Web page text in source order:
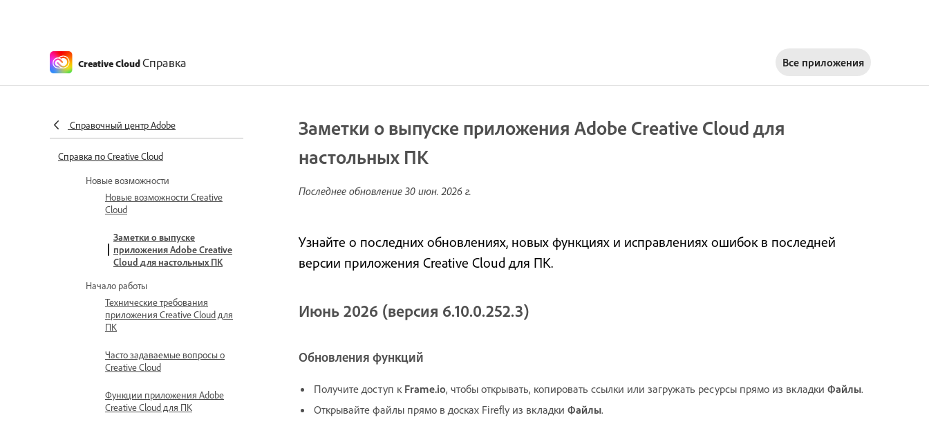
Creative CloudСправка Все приложения
Справочный центр Adobe
Справка по Creative Cloud
Новые возможности
Новые возможности Creative
Cloud
Заметки о выпуске
приложения Adobe Creative
Cloud для настольных ПК
Начало работы
Технические требования
приложения Creative Cloud для
ПК
Часто задаваемые вопросы о
Creative Cloud
Функции приложения Adobe
Creative Cloud для ПК
Заметки о выпуске приложения Adobe Creative Cloud для
настольных ПК
Последнее обновление 30 июн. 2026 г.
Узнайте о последних обновлениях, новых функциях и исправлениях ошибок в последней
версии приложения Creative Cloud для ПК.
Июнь 2026 (версия 6.10.0.252.3)
Обновления функций
Получите доступ к Frame.io, чтобы открывать, копировать ссылки или загружать ресурсы прямо из вкладки Файлы.
Открывайте файлы прямо в досках Firefly из вкладки Файлы.